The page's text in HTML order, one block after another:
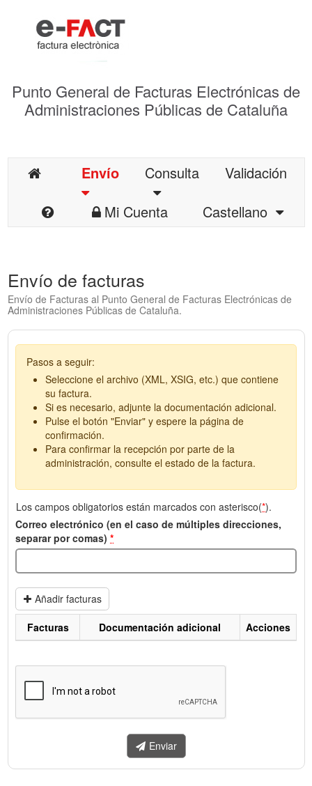
Punto General de Facturas Electrónicas de
Administraciones Públicas de Cataluña
Envío Consulta
Validación
Mi Cuenta
Castellano
Envío de facturas
Envío de Facturas al Punto General de Facturas Electrónicas de
Administraciones Públicas de Cataluña.
Pasos a seguir:
Seleccione el archivo (XML, XSIG, etc.) que contiene
su factura.
Si es necesario, adjunte la documentación adicional.
Pulse el botón "Enviar" y espere la página de
confirmación.
Para confirmar la recepción por parte de la
administración, consulte el estado de la factura.
Los campos obligatorios están marcados con asterisco(*).
Correo electrónico (en el caso de múltiples direcciones,
separar por comas) *
Añadir facturas
enviar.
Facturas Documentación adicional Acciones
Enviar